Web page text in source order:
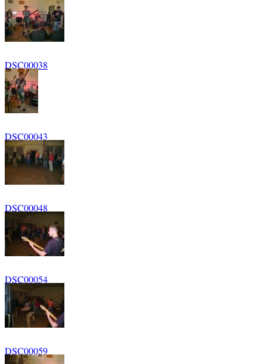
DSC00038
DSC00043
DSC00048
DSC00054
DSC00059